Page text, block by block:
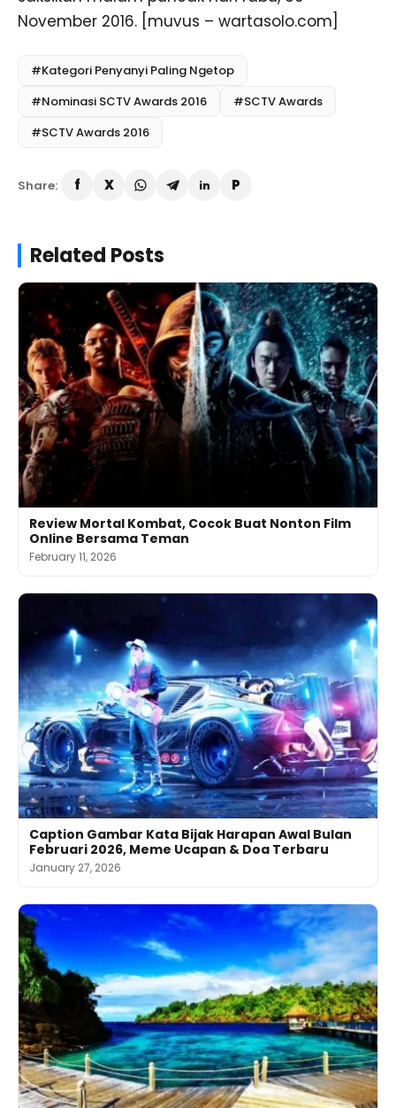
November 2016. [muvus – wartasolo.com]
#Kategori Penyanyi Paling Ngetop
#Nominasi SCTV Awards 2016
#SCTV Awards
#SCTV Awards 2016
Share:
Related Posts
Review Mortal Kombat, Cocok Buat Nonton Film
Online Bersama Teman
February 11, 2026
Caption Gambar Kata Bijak Harapan Awal Bulan
Februari 2026, Meme Ucapan & Doa Terbaru
January 27, 2026